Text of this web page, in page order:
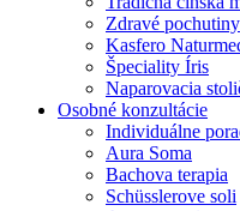
Zdravé pochutiny
Kasfero
Špeciality Íris
Naparovacia
Osobné konzultácie
Individuálne
Aura Soma
Bachova terapia
Schüsslerove soli